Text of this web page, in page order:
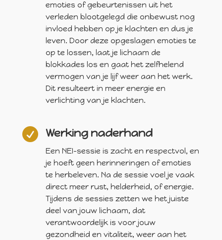
emoties of gebeurtenissen uit het
verleden blootgelegd die onbewust nog
invloed hebben op je klachten en dus je
leven. Door deze opgeslagen emoties te
op te lossen, laat je lichaam de
blokkades los en gaat het zelfhelend
vermogen van je lijf weer aan het werk.
Dit resulteert in meer energie en
verlichting van je klachten.
 Werking naderhand
Een NEI-sessie is zacht en respectvol, en
je hoeft geen herinneringen of emoties
te herbeleven. Na de sessie voel je vaak
direct meer rust, helderheid, of energie.
Tijdens de sessies zetten we het juiste
deel van jouw lichaam, dat
verantwoordelijk is voor jouw
gezondheid en vitaliteit, weer aan het